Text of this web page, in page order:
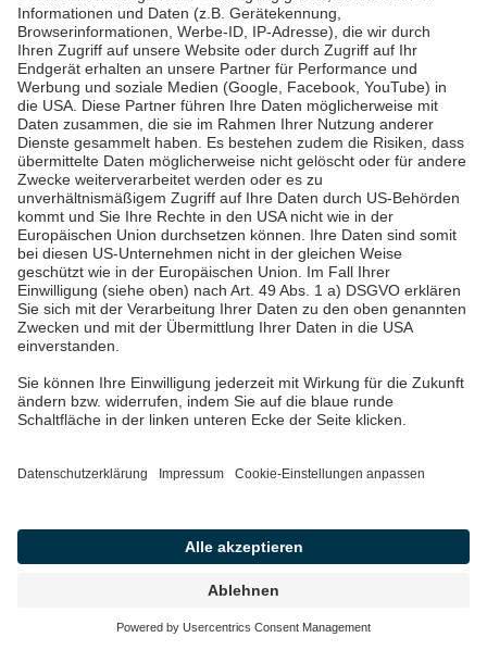
Pfalzwerke
Über uns & Autoren
Datenschutz
Impressum
Barrierefreiheit
Wir sind die Pfalzwerke: